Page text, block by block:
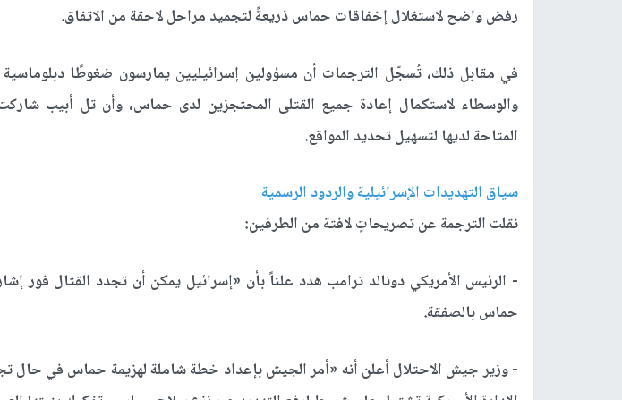
رفض واضح لاستغلال إخفاقات حماس ذريعةً لتجميد مراحل لاحقة من الاتفاق.
في مقابل ذلك، تُسجّل الترجمات أن مسؤولين إسرائيليين يمارسون ضغوطًا
والوسطاء لاستكمال إعادة جميع القتلى المحتجزين لدى حماس، وأن تل أبيب
المتاحة لديها لتسهيل تحديد المواقع.
سياق التهديدات الإسرائيلية والردود الرسمية
نقلت الترجمة عن تصريحاتٍ لافتة من الطرفين:
- الرئيس الأمريكي دونالد ترامب هدد علناً بأن «إسرائيل يمكن أن تجدد القتال فور
حماس بالصفقة.
- وزير جيش الاحتلال أعلن أنه «أمر الجيش بإعداد خطة شاملة لهزيمة حماس في حال